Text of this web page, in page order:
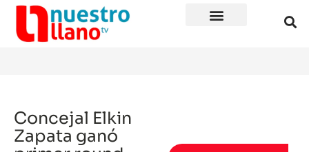
Concejal Elkin
Zapata ganó